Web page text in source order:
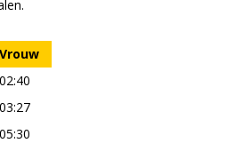
Vrouw
02:40
03:27
05:30